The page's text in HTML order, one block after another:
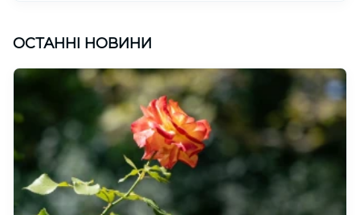
ОСТАННІ НОВИНИ